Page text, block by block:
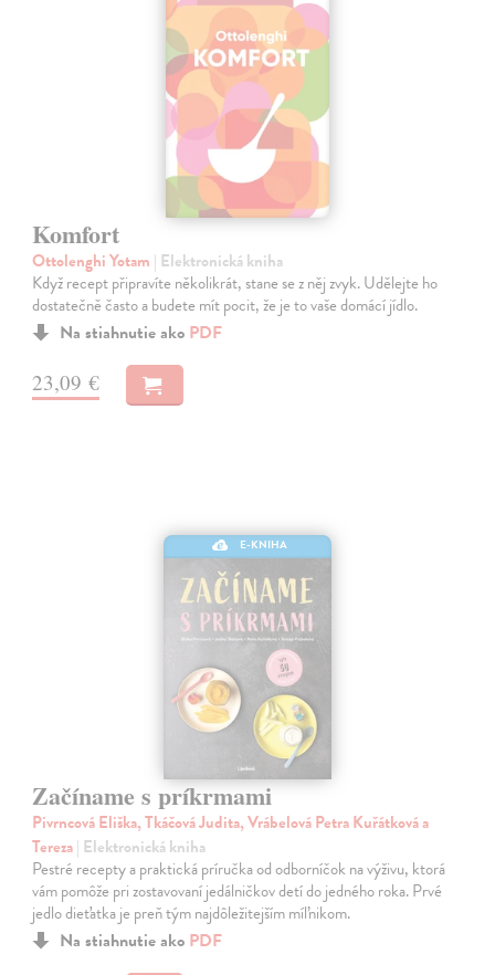
Komfort
Ottolenghi Yotam | Elektronická kniha
Když recept připravíte několikrát, stane se z něj zvyk. Udělejte ho
dostatečně často a budete mít pocit, že je to vaše domácí jídlo.
Na stiahnutie ako PDF
23,09 €
E-KNIHA
Začíname s príkrmami
Pivrncová Eliška, Tkáčová Judita, Vrábelová Petra Kuřátková a
Tereza| Elektronická kniha
Pestré recepty a praktická príručka od odborníčok na výživu, ktorá
vám pomôže pri zostavovaní jedálničkov detí do jedného roka. Prvé
jedlo dieťatka je preň tým najdôležitejším míľnikom.
Na stiahnutie ako PDF